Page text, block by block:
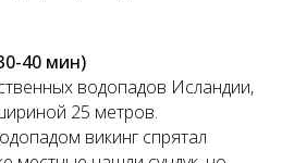
40 мин)
водопадов Исландии,
25 метров.
викинг спрятал